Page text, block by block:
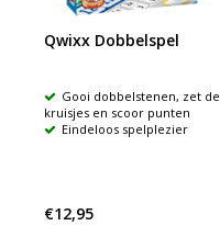
Qwixx Dobbelspel
Gooi dobbelstenen, zet de
kruisjes en scoor punten
Eindeloos spelplezier
€12,95